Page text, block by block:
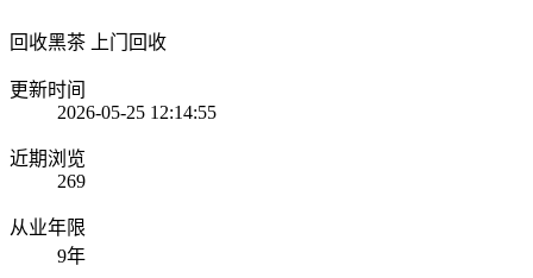
回收黑茶 上门回收
更新时间
2026-05-25 12:14:55
近期浏览
269
从业年限
9年